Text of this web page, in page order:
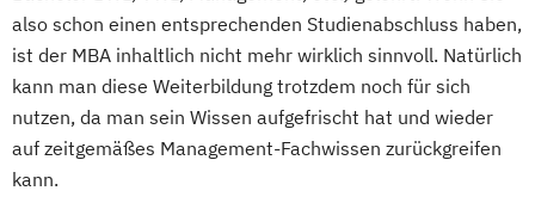
also schon einen entsprechenden Studienabschluss haben,
ist der MBA inhaltlich nicht mehr wirklich sinnvoll. Natürlich
kann man diese Weiterbildung trotzdem noch für sich
nutzen, da man sein Wissen aufgefrischt hat und wieder
auf zeitgemäßes Management-Fachwissen zurückgreifen
kann.